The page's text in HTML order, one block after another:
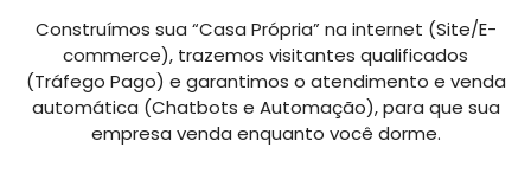
Construímos sua “Casa Própria” na internet (Site/E-
commerce), trazemos visitantes qualificados
(Tráfego Pago) e garantimos o atendimento e venda
automática (Chatbots e Automação), para que sua
empresa venda enquanto você dorme.